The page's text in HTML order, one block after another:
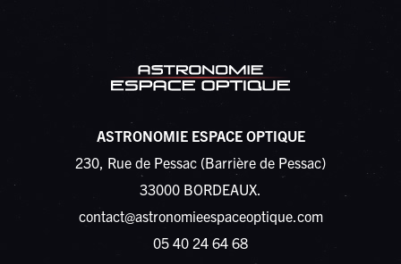
ASTRONOMIE ESPACE OPTIQUE
230, Rue de Pessac (Barrière de Pessac)
33000 BORDEAUX.
contact@astronomieespaceoptique.com
05 40 24 64 68